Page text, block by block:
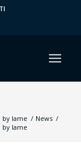
by Iame / News /
by Iame